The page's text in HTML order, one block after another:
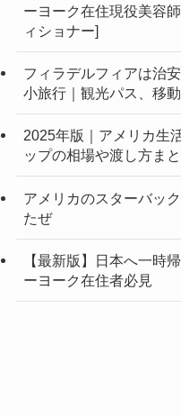
ーヨーク在住現役美容
ィショナー]
フィラデルフィアは治
小旅行｜観光パス、移
2025年版｜アメリカ生
ップの相場や渡し方ま
アメリカのスターバッ
たぜ
【最新版】日本へ一時
ーヨーク在住者必見